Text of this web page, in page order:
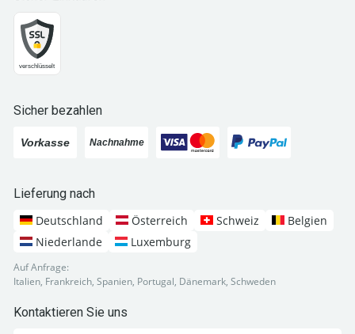
Sicher bezahlen
Lieferung nach
Deutschland
Österreich Schweiz
Belgien
Niederlande
Luxemburg
Auf Anfrage:
Italien, Frankreich, Spanien, Portugal, Dänemark, Schweden
Kontaktieren Sie uns